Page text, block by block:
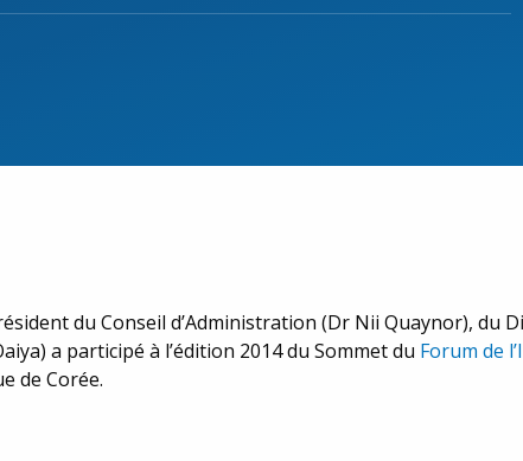
du Conseil d’Administration (Dr Nii Quaynor), du
a participé à l’édition 2014 du Sommet du Forum de
de Corée.